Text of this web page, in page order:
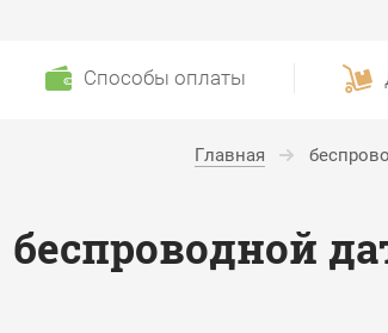
Способы оплаты
Главная
беспроводной